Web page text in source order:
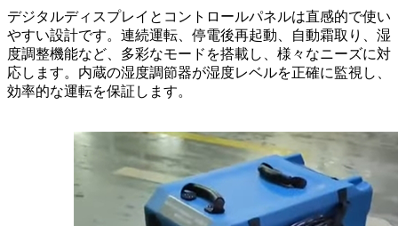
デジタルディスプレイとコントロールパネルは直感的で使い
やすい設計です。連続運転、停電後再起動、自動霜取り、湿
度調整機能など、多彩なモードを搭載し、様々なニーズに対
応します。内蔵の湿度調節器が湿度レベルを正確に監視し、
効率的な運転を保証します。